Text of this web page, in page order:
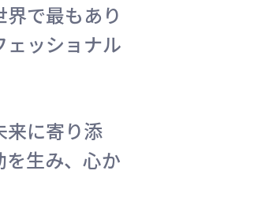
で最もあり
ッショナル
来に寄り添
を生み、心か